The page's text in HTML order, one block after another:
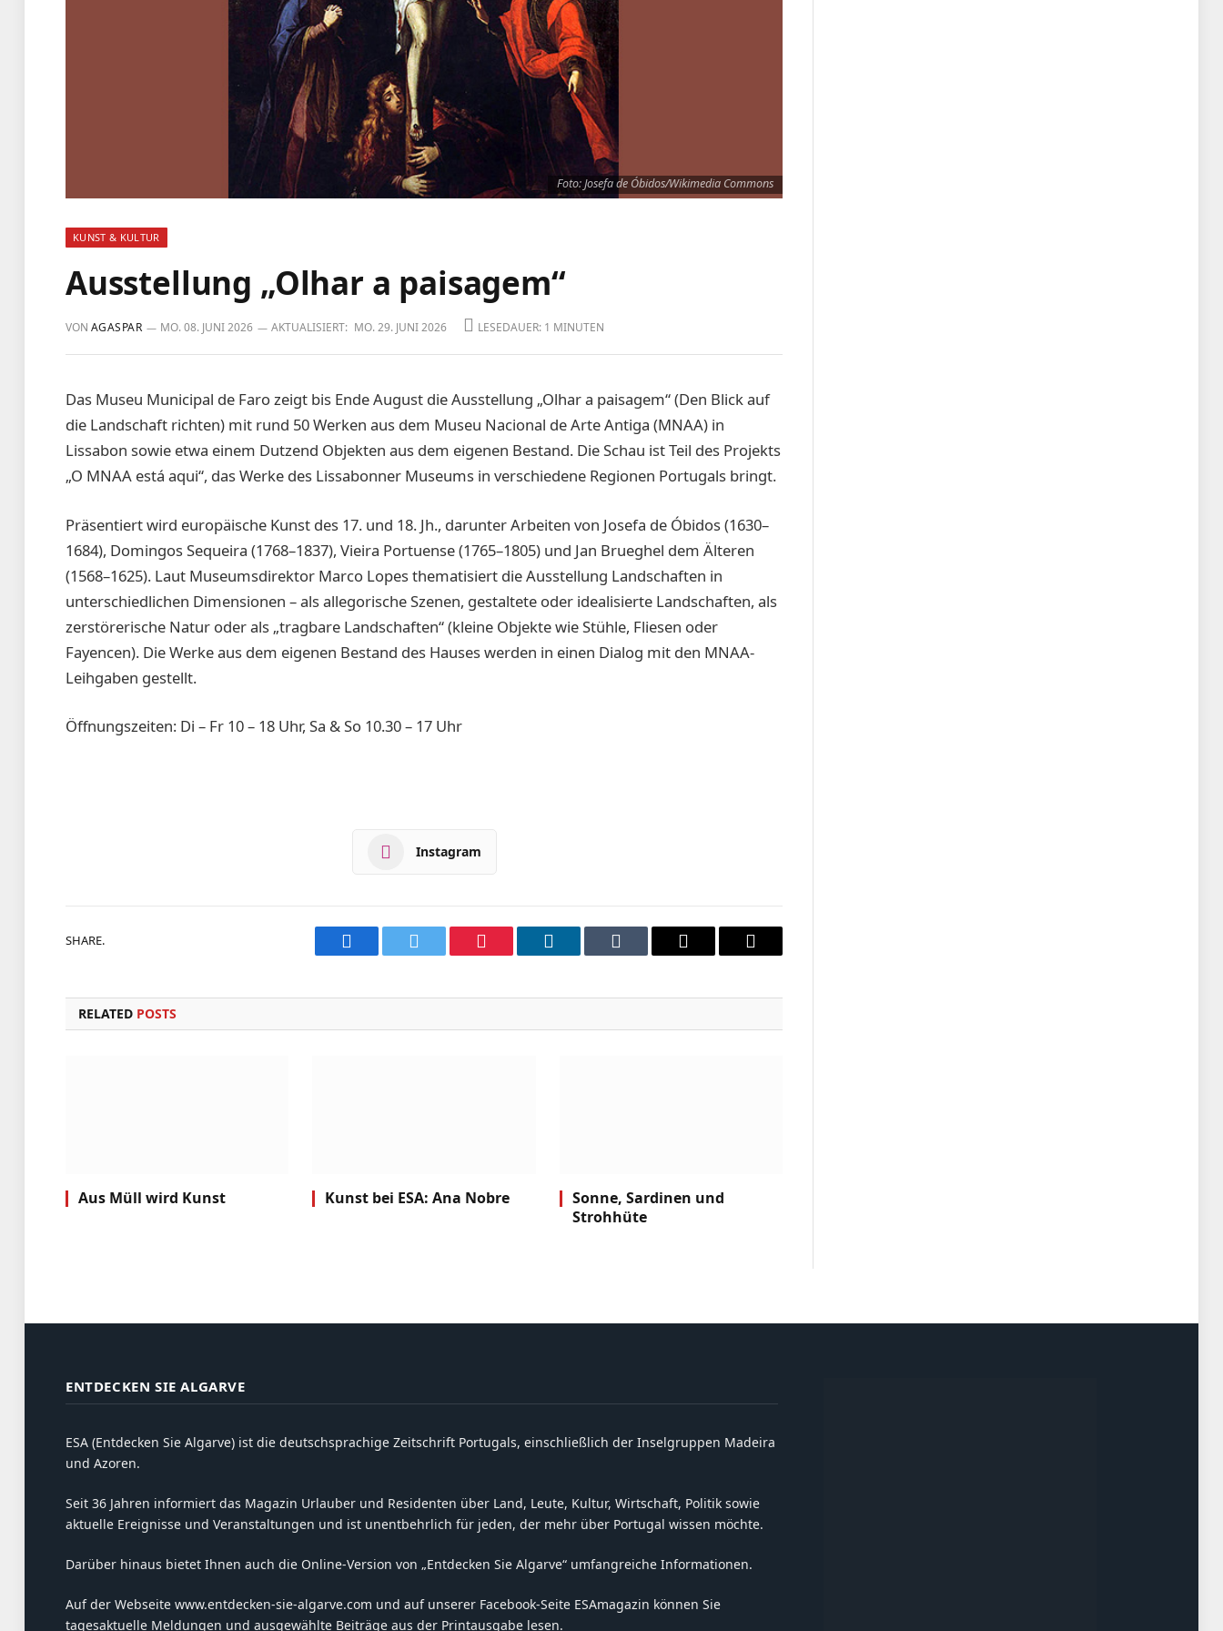
KUNST & KULTUR
Ausstellung „Olhar a ­paisagem“
VON AGASPAR MO. 08. JUNI 2026 AKTUALISIERT: MO. 29. JUNI 2026 LESEDAUER: 1 MINUTEN
Foto: Josefa de Óbidos/Wikimedia Commons
Das Museu Municipal de Faro zeigt bis Ende August die Ausstellung „Olhar a ­paisagem“ (Den Blick auf
die Landschaft richten) mit rund 50 Werken aus dem Museu ­Nacional de Arte Antiga (MNAA) in
Lissabon sowie etwa einem Dutzend Objekten aus dem eigenen Bestand. Die Schau ist Teil des Projekts
„O MNAA está aqui“, das Werke des Lissabonner Museums in verschiedene Regionen Portugals bringt.
Präsentiert wird europäische Kunst des 17. und 18. Jh., darunter Arbeiten von ­Josefa de Óbidos (1630–
1684), Domingos Sequeira (1768–1837), Vieira Portuense (1765–1805) und Jan Brueghel dem Älteren
(1568–1625). Laut Museumsdirektor Marco Lopes thematisiert die Ausstellung Landschaften in
unterschiedlichen Dimensionen – als allegorische Szenen, gestaltete oder idealisierte Landschaften, als
zerstörerische Natur oder als „tragbare Landschaften“ (kleine Objekte wie Stühle, Fliesen oder
Fayencen). Die Werke aus dem eigenen Bestand des Hauses werden in einen Dialog mit den MNAA-
Leihgaben gestellt.
Öffnungszeiten: Di – Fr 10 – 18 Uhr, Sa & So 10.30 – 17 Uhr
Instagram
SHARE. FacebookTwitter PinterestLinkedInTumblr Email
Copy
RELATED POSTS
Aus Müll wird Kunst Kunst bei ESA: Ana Nobre
Sonne, Sardinen und
Strohhüte
ENTDECKEN SIE ALGARVE
ESA (Entdecken Sie Algarve) ist die deutschsprachige Zeitschrift Portugals, einschließlich der Inselgruppen Madeira
und Azoren.
Seit 36 Jahren informiert das Magazin Urlauber und Residenten über Land, Leute, Kultur, Wirtschaft, Politik sowie
aktuelle Ereignisse und Veranstaltungen und ist unentbehrlich für jeden, der mehr über Portugal wissen möchte.
Darüber hinaus bietet Ihnen auch die Online-Version von „Entdecken Sie Algarve“ umfangreiche Informationen.
Auf der Webseite www.entdecken-sie-algarve.com und auf unserer Facebook-Seite ESAmagazin können Sie
tagesaktuelle Meldungen und ausgewählte Beiträge aus der Printausgabe lesen.